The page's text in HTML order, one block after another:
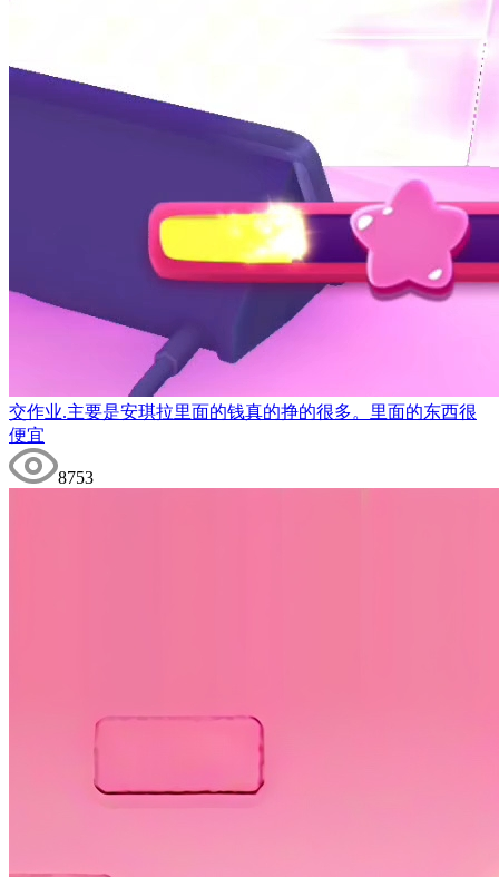
交作业.主要是安琪拉里面的钱真的挣的很多。里面的东西很
便宜
8753